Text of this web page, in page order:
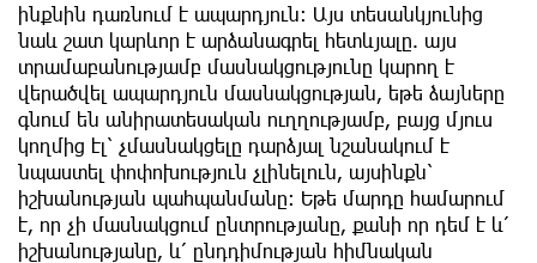
ինքնին դառնում է ապարդյուն։ Այս տեսանկյունից
նաև շատ կարևոր է արձանագրել հետևյալը. այս
տրամաբանությամբ մասնակցությունը կարող է
վերածվել ապարդյուն մասնակցության, եթե ձայները
գնում են անիրատեսական ուղղությամբ, բայց մյուս
կողմից էլ՝ չմասնակցելը դարձյալ նշանակում է
նպաստել փոփոխություն չլինելուն, այսինքն՝
իշխանության պահպանմանը։ Եթե մարդը համարում
է, որ չի մասնակցում ընտրությանը, քանի որ դեմ է և՛
իշխանությանը, և՛ ընդդիմության հիմնական